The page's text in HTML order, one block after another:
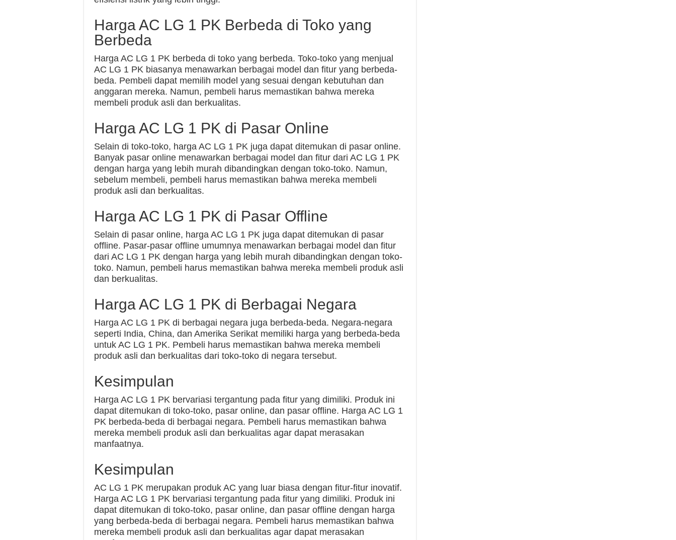
Harga AC LG 1 PK Berbeda di Toko yang
Berbeda
Harga AC LG 1 PK berbeda di toko yang berbeda. Toko-toko yang menjual
AC LG 1 PK biasanya menawarkan berbagai model dan fitur yang berbeda-
beda. Pembeli dapat memilih model yang sesuai dengan kebutuhan dan
anggaran mereka. Namun, pembeli harus memastikan bahwa mereka
membeli produk asli dan berkualitas.
Harga AC LG 1 PK di Pasar Online
Selain di toko-toko, harga AC LG 1 PK juga dapat ditemukan di pasar online.
Banyak pasar online menawarkan berbagai model dan fitur dari AC LG 1 PK
dengan harga yang lebih murah dibandingkan dengan toko-toko. Namun,
sebelum membeli, pembeli harus memastikan bahwa mereka membeli
produk asli dan berkualitas.
Harga AC LG 1 PK di Pasar Offline
Selain di pasar online, harga AC LG 1 PK juga dapat ditemukan di pasar
offline. Pasar-pasar offline umumnya menawarkan berbagai model dan fitur
dari AC LG 1 PK dengan harga yang lebih murah dibandingkan dengan toko-
toko. Namun, pembeli harus memastikan bahwa mereka membeli produk asli
dan berkualitas.
Harga AC LG 1 PK di Berbagai Negara
Harga AC LG 1 PK di berbagai negara juga berbeda-beda. Negara-negara
seperti India, China, dan Amerika Serikat memiliki harga yang berbeda-beda
untuk AC LG 1 PK. Pembeli harus memastikan bahwa mereka membeli
produk asli dan berkualitas dari toko-toko di negara tersebut.
Kesimpulan
Harga AC LG 1 PK bervariasi tergantung pada fitur yang dimiliki. Produk ini
dapat ditemukan di toko-toko, pasar online, dan pasar offline. Harga AC LG 1
PK berbeda-beda di berbagai negara. Pembeli harus memastikan bahwa
mereka membeli produk asli dan berkualitas agar dapat merasakan
manfaatnya.
Kesimpulan
AC LG 1 PK merupakan produk AC yang luar biasa dengan fitur-fitur inovatif.
Harga AC LG 1 PK bervariasi tergantung pada fitur yang dimiliki. Produk ini
dapat ditemukan di toko-toko, pasar online, dan pasar offline dengan harga
yang berbeda-beda di berbagai negara. Pembeli harus memastikan bahwa
mereka membeli produk asli dan berkualitas agar dapat merasakan